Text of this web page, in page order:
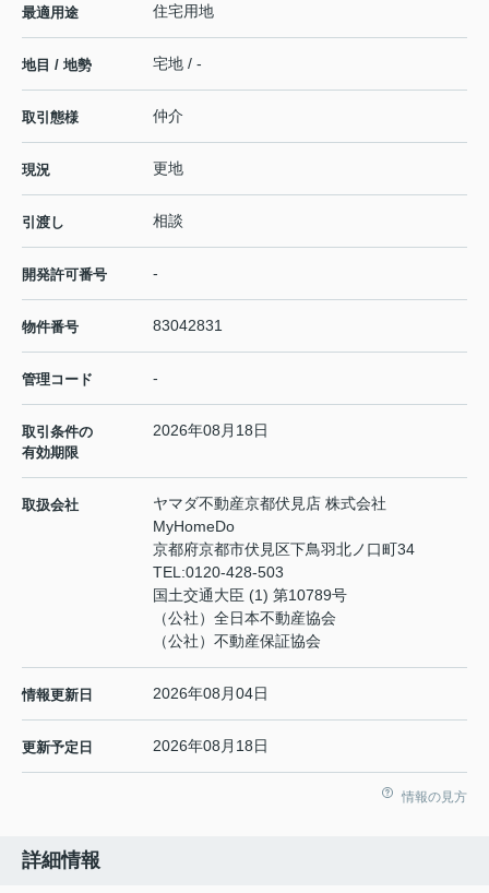
最適用途 住宅用地
地目 / 地勢 宅地 / -
取引態様 仲介
現況 更地
引渡し 相談
開発許可番号 -
物件番号 83042831
管理コード -
取引条件の
有効期限
2026年08月18日
取扱会社
ヤマダ不動産京都伏見店 株式会社
MyHomeDo
京都府京都市伏見区下鳥羽北ノ口町34
TEL:0120-428-503
国土交通大臣 (1) 第10789号
（公社）全日本不動産協会
（公社）不動産保証協会
情報更新日 2026年08月04日
更新予定日 2026年08月18日
情報の見方
詳細情報